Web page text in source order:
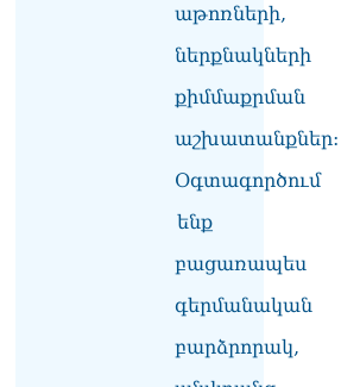
աթոռների,
ներքնակների
քիմմաքրման
աշխատանքներ:
Օգտագործում
ենք
բացառապես
գերմանական
բարձրորակ,